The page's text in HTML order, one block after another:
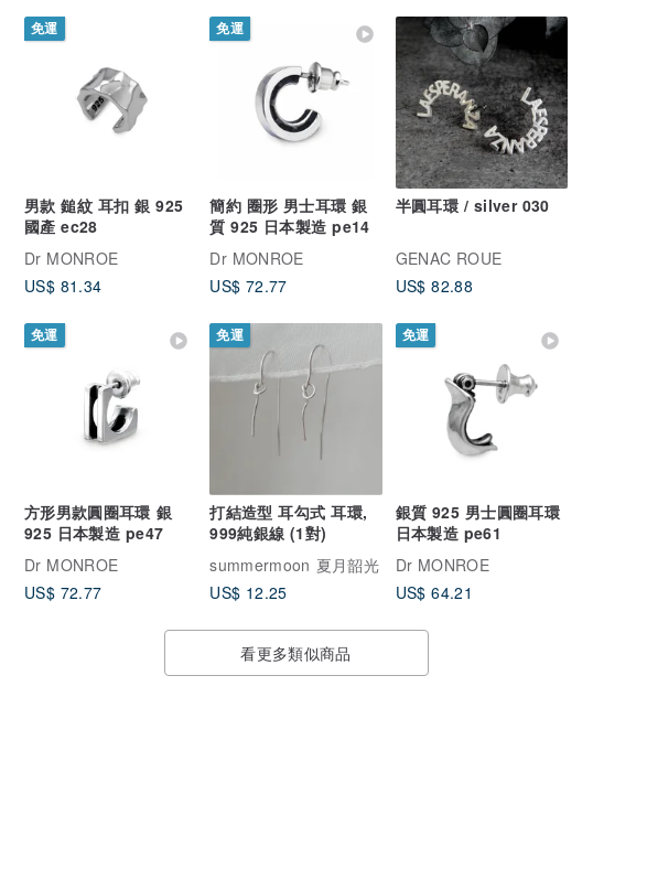
免運
男款 鎚紋 耳扣 銀 925
國產 ec28
Dr MONROE
US$ 81.34
免運
簡約 圈形 男士耳環 銀
質 925 日本製造 pe14
Dr MONROE
US$ 72.77
半圓耳環 / silver 030
GENAC ROUE
US$ 82.88
免運
方形男款圓圈耳環 銀
925 日本製造 pe47
Dr MONROE
US$ 72.77
免運
打結造型 耳勾式 耳環,
999純銀線 (1對)
summermoon 夏月韶光
US$ 12.25
免運
銀質 925 男士圓圈耳環
日本製造 pe61
Dr MONROE
US$ 64.21
看更多類似商品